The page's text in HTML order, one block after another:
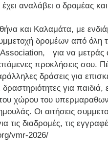
αναλάβει ο δρομέας
και Καλαμάτα, με
δρομέων από
για να μετράς
επόμενες προκλήσεις σου.
δράσεις για
για παιδιά,
χώρου του
Οι αιτήσεις
τις διαδρομές, τις
vmr-2026/